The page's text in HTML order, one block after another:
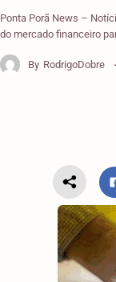
Ponta Porã News –
do mercado financeiro
By RodrigoDobre